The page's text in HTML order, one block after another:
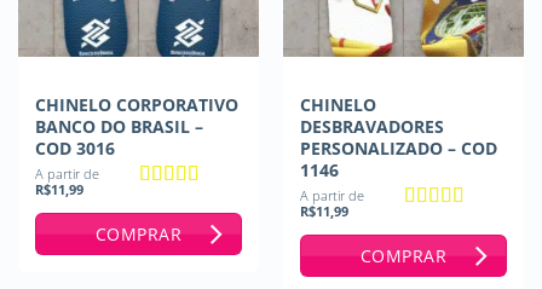
CHINELO CORPORATIVO
BANCO DO BRASIL –
COD 3016
A partir de
R$11,99
COMPRAR
CHINELO
DESBRAVADORES
PERSONALIZADO – COD
1146
A partir de
R$11,99
COMPRAR